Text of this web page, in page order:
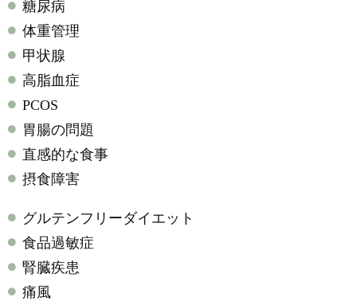
糖尿病
体重管理
甲状腺
高脂血症
PCOS
胃腸の問題
直感的な食事
摂食障害
グルテンフリーダイエット
食品過敏症
腎臓疾患
痛風